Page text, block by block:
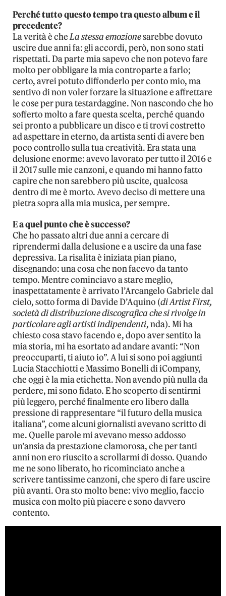
Perché tutto questo tempo tra questo album e il
precedente?
La verità è cheLa stessa emozionesarebbe dovuto
uscire due anni fa: gli accordi, però, non sono stati
rispettati. Da parte mia sapevo che non potevo fare
molto per obbligare la mia controparte a farlo;
certo, avrei potuto diffonderlo per conto mio, ma
sentivo di non voler forzare la situazione e affrettare
le cose per pura testardaggine. Non nascondo che ho
sofferto molto a fare questa scelta, perché quando
sei pronto a pubblicare un disco e ti trovi costretto
ad aspettare in eterno, da artista senti di avere ben
poco controllo sulla tua creatività. Era stata una
delusione enorme: avevo lavorato per tutto il 2016 e
il 2017 sulle mie canzoni, e quando mi hanno fatto
capire che non sarebbero più uscite, qualcosa
dentro di me è morto. Avevo deciso di mettere una
pietra sopra alla mia musica, per sempre.
E a quel punto che è successo?
Che ho passato altri due anni a cercare di
riprendermi dalla delusione e a uscire da una fase
depressiva. La risalita è iniziata pian piano,
disegnando: una cosa che non facevo da tanto
tempo. Mentre cominciavo a stare meglio,
inaspettatamente è arrivato l’Arcangelo Gabriele dal
cielo, sotto forma di Davide D’Aquino (di Artist First,
società di distribuzione discografica che si rivolge in
particolare agli artisti indipendenti, nda). Mi ha
chiesto cosa stavo facendo e, dopo aver sentito la
mia storia, mi ha esortato ad andare avanti: “Non
preoccuparti, ti aiuto io”. A lui si sono poi aggiunti
Lucia Stacchiotti e Massimo Bonelli di iCompany,
che oggi è la mia etichetta. Non avendo più nulla da
perdere, mi sono fidato. E ho scoperto di sentirmi
più leggero, perché finalmente ero libero dalla
pressione di rappresentare “il futuro della musica
italiana”, come alcuni giornalisti avevano scritto di
me. Quelle parole mi avevano messo addosso
un’ansia da prestazione clamorosa, che per tanti
anni non ero riuscito a scrollarmi di dosso. Quando
me ne sono liberato, ho ricominciato anche a
scrivere tantissime canzoni, che spero di fare uscire
più avanti. Ora sto molto bene: vivo meglio, faccio
musica con molto più piacere e sono davvero
contento.